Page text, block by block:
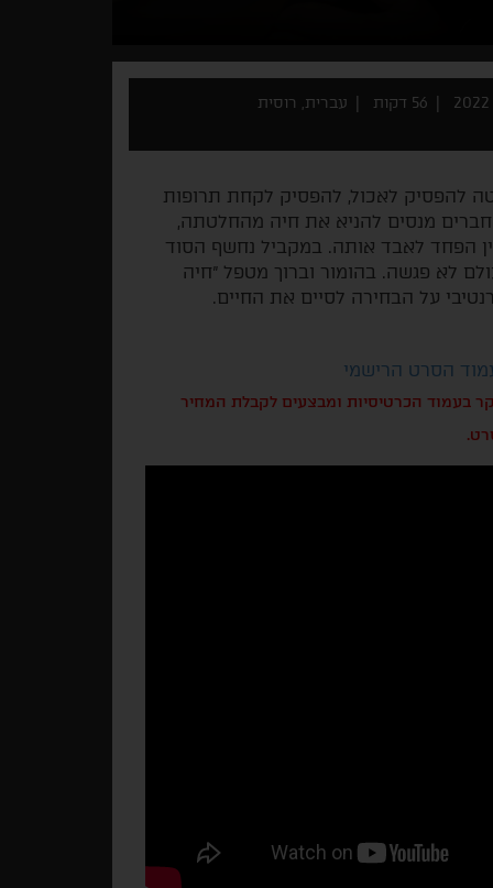
56 דקות
עברית, רוסית
להפסיק לאכול, להפסיק לקחת תרופות
מנסים להניא את חיה מהחלטתה,
הפחד לאבד אותה. במקביל נחשף הסוד
לא פגשה. בהומור וברוך מטפל "חיה
על הבחירה לסיים את החיים.
הסרט הרישמי
בעמוד הכרטיסיות ומבצעים לקבלת המחיר